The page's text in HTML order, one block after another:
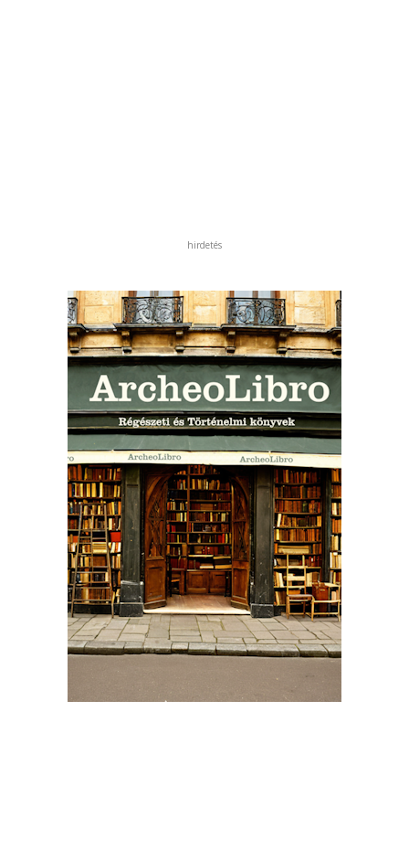
hirdetés